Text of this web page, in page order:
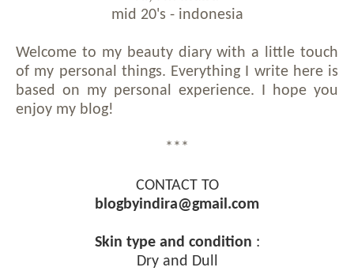
mid 20's - indonesia
Welcome to my beauty diary with a little touch
of my personal things. Everything I write here is
based on my personal experience. I hope you
enjoy my blog!
***
CONTACT TO
blogbyindira@gmail.com
Skin type and condition :
Dry and Dull